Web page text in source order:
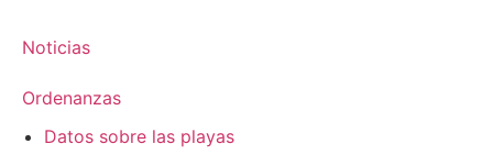
Noticias
Ordenanzas
Datos sobre las playas